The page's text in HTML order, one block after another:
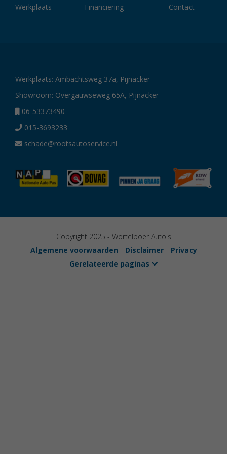
Werkplaats
Financiering
Contact
Werkplaats: Ambachtsweg 37a, Pijnacker
Showroom: Overgauwseweg 65A, Pijnacker
06-53373490
015-3693233
schade@rootsautoservice.nl
Copyright 2025 - Wortelboer Auto's
Algemene voorwaarden
Disclaimer
Privacy
Gerelateerde paginas